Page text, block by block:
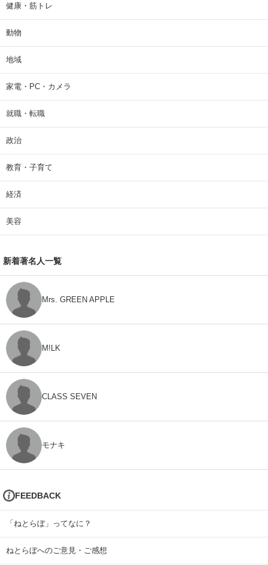
健康・筋トレ
動物
地域
家電・PC・カメラ
就職・転職
政治
教育・子育て
経済
美容
新着著名人一覧
Mrs. GREEN APPLE
M!LK
CLASS SEVEN
モナキ
FEEDBACK
「ねとらぼ」ってなに？
ねとらぼへのご意見・ご感想